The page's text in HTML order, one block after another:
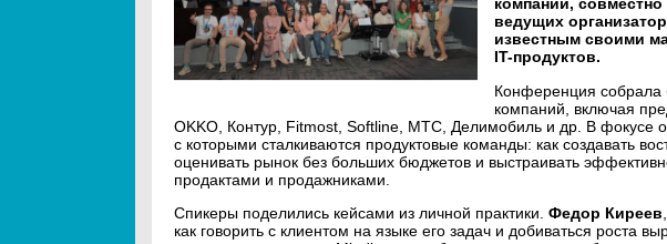
ведущих
известным своими
IT-продуктов.
Конференция собрала
компаний, включая
OKKO, Контур, Fitmost, Softline, МТС, Делимобиль и др. В фокусе
с которыми сталкиваются продуктовые команды: как создавать
оценивать рынок без больших бюджетов и выстраивать
продактами и продажниками.
Спикеры поделились кейсами из личной практики. Федор Киреев
как говорить с клиентом на языке его задач и добиваться роста